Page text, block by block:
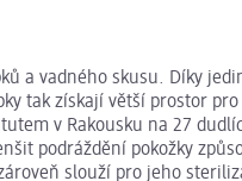
a vadného skusu. Díky
tak získají větší prostor
v Rakousku na 27
podráždění pokožky
slouží pro jeho